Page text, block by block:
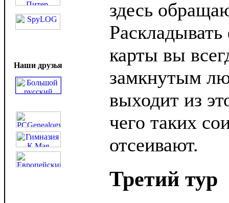
Наши друзья
здесь
карты вы
замкнутым
выходит из
чего таких
отсеивают.
Третий тур